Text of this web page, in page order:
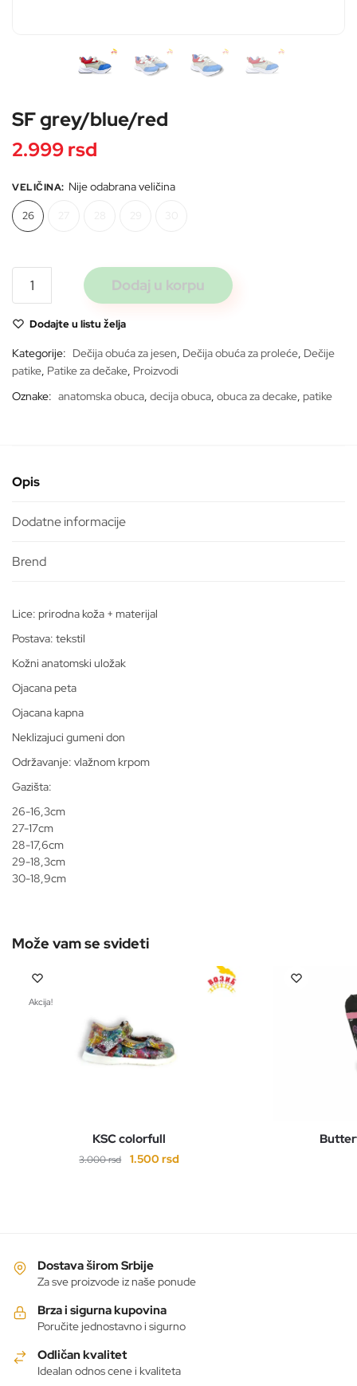
SF grey/blue/red
2.999rsd
VELIČINA: Nije odabrana veličina
26
grey/blue/red
Dodaj u korpu
Dodajte u listu želja
Kategorije: Dečija obuća za jesen, Dečija obuća za proleće, Dečije
patike, Patike za dečake, Proizvodi
Oznake: anatomska obuca, decija obuca, obuca za decake, patike
Opis
Dodatne informacije
Lice: prirodna koža + materijal
Postava: tekstil
Kožni anatomski uložak
Ojacana peta
Ojacana kapna
Neklizajuci gumeni don
Održavanje: vlažnom krpom
Gazišta:
26-16,3cm
27-17cm
28-17,6cm
29-18,3cm
30-18,9cm
Akcija!
KSC colorfull
3.000rsd
Originalna
1.500rsd
varijanti.
Opcije
biti
stranici
Dostava širom Srbije
Za sve proizvode iz naše ponude
Brza i sigurna kupovina
Poručite jednostavno i sigurno
Odličan kvalitet
Idealan odnos cene i kvaliteta